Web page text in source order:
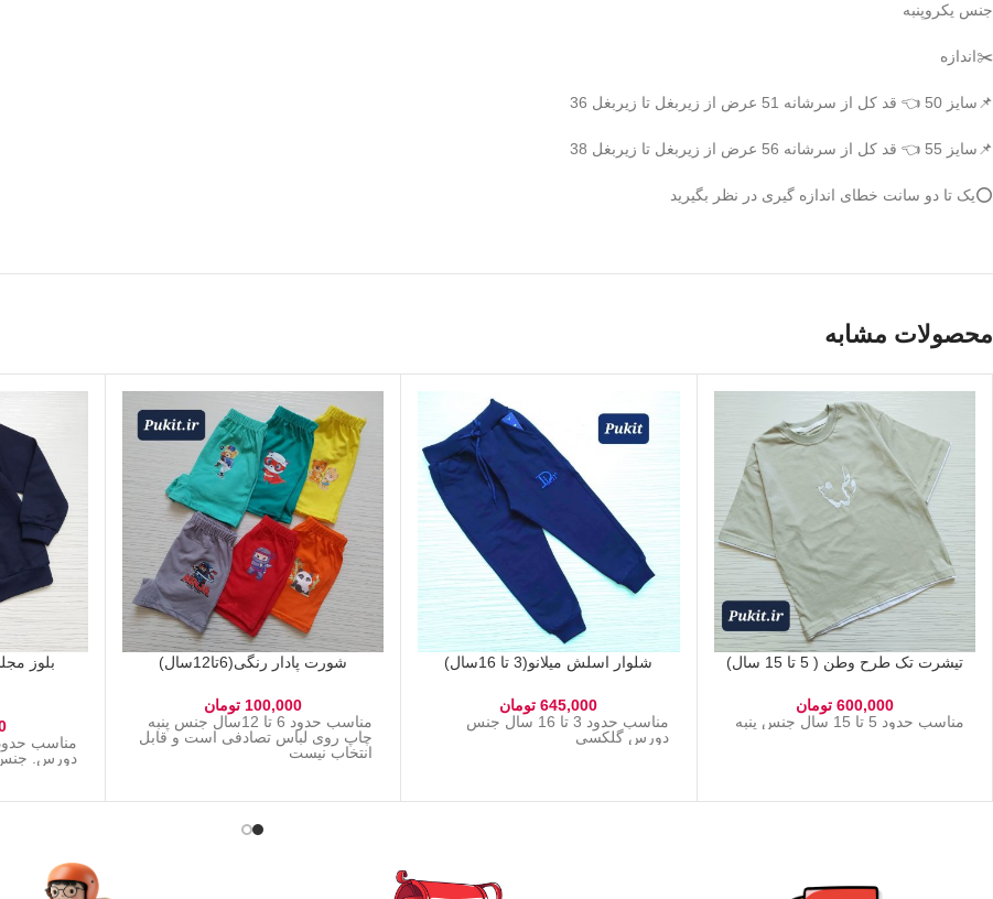
جنس یکروپنبه
✂️اندازه
📌سایز 50 👈 قد کل از سرشانه 51 عرض از زیربغل تا زیربغل 36
📌سایز 55 👈 قد کل از سرشانه 56 عرض از زیربغل تا زیربغل 38
⭕️یک تا دو سانت خطای اندازه گیری در نظر بگیرید
محصولات مشابه
تیشرت تک طرح وطن ( 5 تا 15 سال)
600,000 تومان
مناسب حدود 5 تا 15 سال جنس پنبه
شلوار اسلش میلانو(3 تا 16سال)
645,000 تومان
مناسب حدود 3 تا 16 سال جنس
دورس گلکسی
شورت پادار رنگی(6تا12سال)
100,000 تومان
مناسب حدود 6 تا 12سال جنس پنبه
چاپ روی لباس تصادفی است و قابل
انتخاب نیست
دورس. جنس